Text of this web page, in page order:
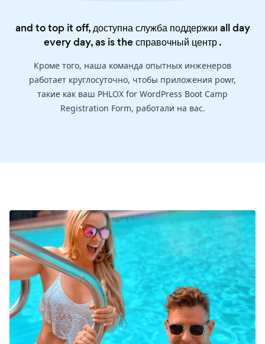
and to top it off, доступна служба поддержки all day
every day, as is theсправочный центр.
Кроме того, наша команда опытных инженеров
работает круглосуточно, чтобы приложения powr,
такие как ваш PHLOX for WordPress Boot Camp
Registration Form, работали на вас.